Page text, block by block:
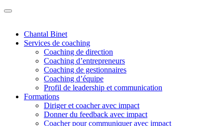
Chantal Binet
Services de coaching
Coaching de direction
Coaching d’entrepreneurs
Coaching de gestionnaires
Coaching d’équipe
Profil de leadership et communication
Formations
Diriger et coacher avec impact
Donner du feedback avec impact
Coacher pour communiquer avec impact